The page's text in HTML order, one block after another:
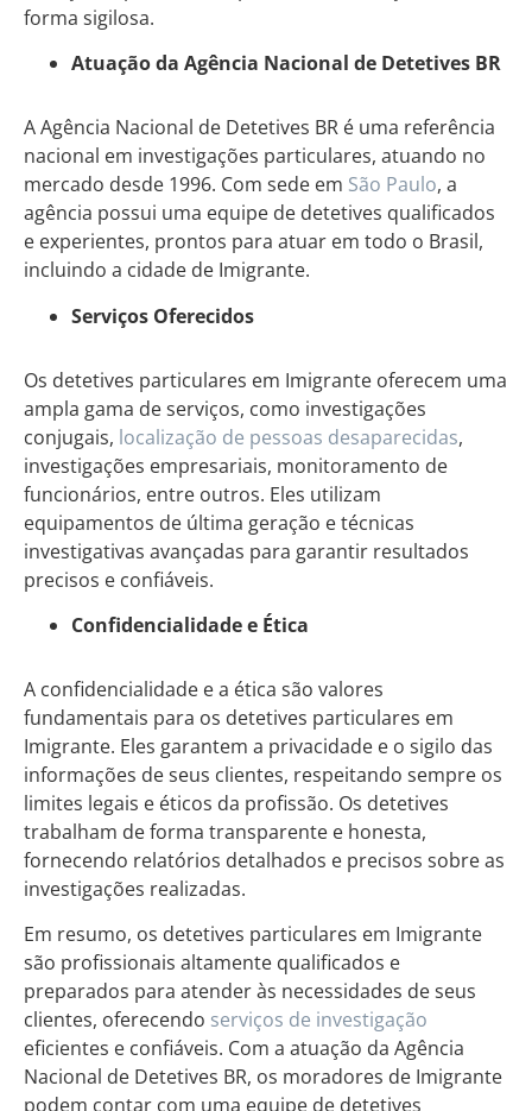
forma sigilosa.
Atuação da Agência Nacional de Detetives BR
A Agência Nacional de Detetives BR é uma referência
nacional em investigações particulares, atuando no
mercado desde 1996. Com sede em São Paulo, a
agência possui uma equipe de detetives qualificados
e experientes, prontos para atuar em todo o Brasil,
incluindo a cidade de Imigrante.
Serviços Oferecidos
Os detetives particulares em Imigrante oferecem uma
ampla gama de serviços, como investigações
conjugais, localização de pessoas desaparecidas,
investigações empresariais, monitoramento de
funcionários, entre outros. Eles utilizam
equipamentos de última geração e técnicas
investigativas avançadas para garantir resultados
precisos e confiáveis.
Confidencialidade e Ética
A confidencialidade e a ética são valores
fundamentais para os detetives particulares em
Imigrante. Eles garantem a privacidade e o sigilo das
informações de seus clientes, respeitando sempre os
limites legais e éticos da profissão. Os detetives
trabalham de forma transparente e honesta,
fornecendo relatórios detalhados e precisos sobre as
investigações realizadas.
Em resumo, os detetives particulares em Imigrante
são profissionais altamente qualificados e
preparados para atender às necessidades de seus
clientes, oferecendo serviços de investigação
eficientes e confiáveis. Com a atuação da Agência
Nacional de Detetives BR, os moradores de Imigrante
podem contar com uma equipe de detetives